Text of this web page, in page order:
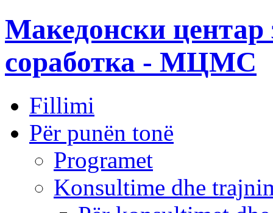
Македонски центар
соработка - МЦМС
Fillimi
Për punën tonë
Programet
Konsultime dhe